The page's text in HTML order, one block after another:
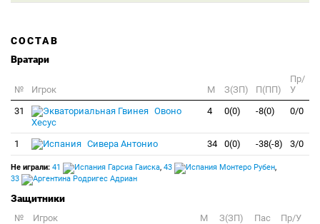
СОСТАВ
Вратари
№ Игрок M З(ЗП) П(ПП)
Пр/
У
31
Овоно
Хесус
4 0(0) -8(0) 0/0
1 Сивера Антонио 34 0(0) -38(-8) 3/0
Не играли: 41 Гарсиа Гаиска, 43 Монтеро Рубен,
33
Родригес Адриан
Защитники
№ Игрок M З(ЗП) Пас
Пр/У